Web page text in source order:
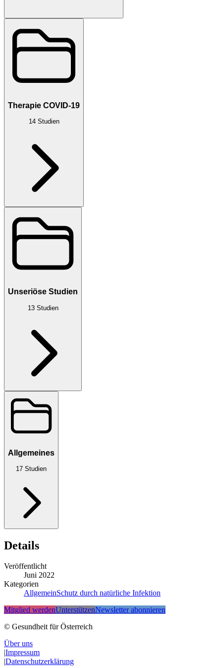
Therapie COVID-19
14 Studien
Unseriöse Studien
13 Studien
Allgemeines
17 Studien
Details
Veröffentlicht
Juni 2022
Kategorien
AllgemeinSchutz durch natürliche Infektion
Mitglied werdenUnterstützenNewsletter abonnieren
© Gesundheit für Österreich
Über uns
Impressum
Datenschutzerklärung